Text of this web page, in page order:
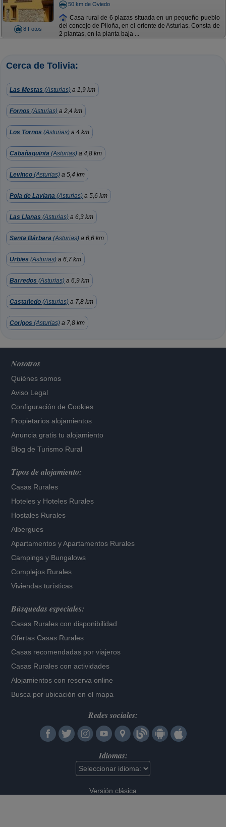
8 Fotos
50 km de Oviedo
Casa rural de 6 plazas situada en un pequeño pueblo
del concejo de Piloña, en el oriente de Asturias. Consta de
2 plantas, en la planta baja ...
Cerca de Tolivia:
Las Mestas (Asturias) a 1,9 km
Fornos (Asturias) a 2,4 km
Los Tornos (Asturias) a 4 km
Cabañaquinta (Asturias) a 4,8 km
Levinco (Asturias) a 5,4 km
Pola de Laviana (Asturias) a 5,6 km
Las Llanas (Asturias) a 6,3 km
Santa Bárbara (Asturias) a 6,6 km
Urbies (Asturias) a 6,7 km
Barredos (Asturias) a 6,9 km
Castañedo (Asturias) a 7,8 km
Corigos (Asturias) a 7,8 km
Nosotros
Quiénes somos
Aviso Legal
Configuración de Cookies
Propietarios alojamientos
Anuncia gratis tu alojamiento
Blog de Turismo Rural
Tipos de alojamiento:
Casas Rurales
Hoteles y Hoteles Rurales
Hostales Rurales
Albergues
Apartamentos yApartamentos Rurales
Campings y Bungalows
Complejos Rurales
Viviendas turísticas
Búsquedas especiales:
Casas Rurales con disponibilidad
Ofertas Casas Rurales
Casas recomendadas por viajeros
Casas Rurales con actividades
Alojamientos con reserva online
Busca por ubicación en el mapa
Redes sociales:
Idiomas:
Versión clásica